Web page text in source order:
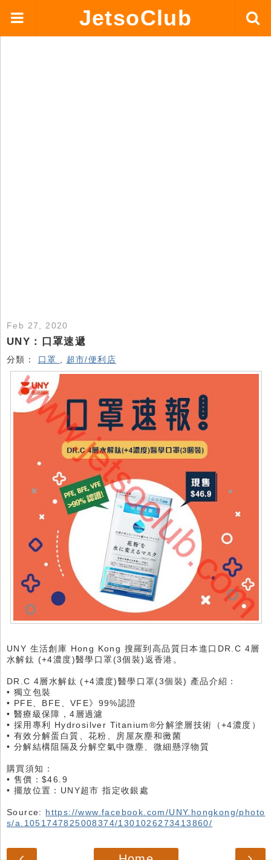
JetsoClub
Feb 27, 2020
UNY：口罩速遞
分類： 口罩 超市/便利店
UNY 生活創庫 Hong Kong 搜羅到高品質日本進口DR.C 4層
水解鈦 (+4濃度)醫學口罩(3個裝)返香港。
DR.C 4層水解鈦 (+4濃度)醫學口罩(3個裝) 產品介紹：
• 獨立包裝
• PFE、BFE、VFE》99%認證
• 醫療級保障，4層過濾
• 採用專利 Hydrosilver Titanium®分解塗層技術（+4濃度）
• 有效分解蛋白質、花粉、房屋灰塵和黴菌
• 分解結構阻隔及分解空氣中微塵、微細懸浮物質
購買須知：
• 售價：$46.9
• 擺放位置：UNY超市 指定收銀處
Source: https://www.facebook.com/UNY.hongkong/photo
s/a.1051747825008374/1301026273413860/